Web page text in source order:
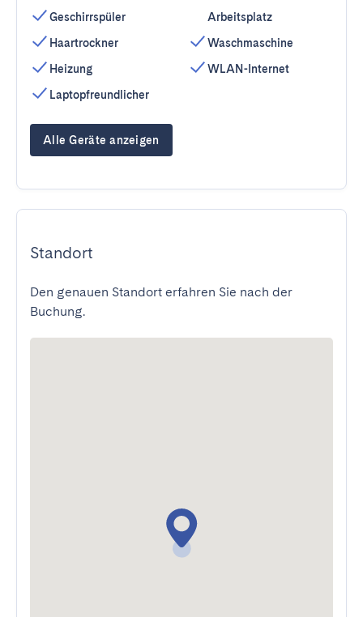
Geschirrspüler
Haartrockner
Heizung
Laptopfreundlicher
Arbeitsplatz
Waschmaschine
WLAN-Internet
Alle Geräte anzeigen
Standort
Den genauen Standort erfahren Sie nach der
Buchung.